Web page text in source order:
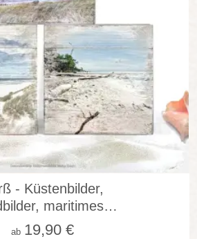
in vielen Varianten
- Küstenbilder,
maritimes…
ab 19,90€